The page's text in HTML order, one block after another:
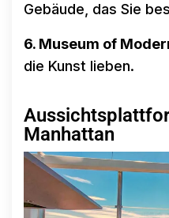
Gebäude, das Sie
6. Museum of
die Kunst lieben.
Manhattan